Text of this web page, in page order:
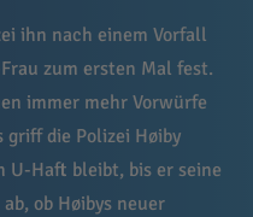
ihn nach einem Vorfall
zum ersten Mal fest.
immer mehr Vorwürfe
griff die Polizei Høiby
U-Haft bleibt, bis er seine
ob Høibys neuer